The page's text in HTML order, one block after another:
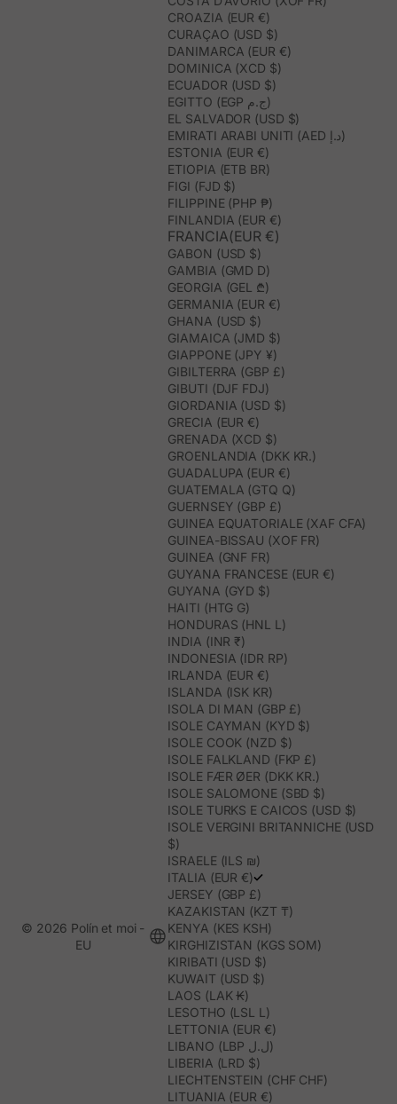
CROAZIA (EUR €)
CURAÇAO (USD $)
DANIMARCA (EUR €)
DOMINICA (XCD $)
ECUADOR (USD $)
EGITTO (EGP ج.م)
EL SALVADOR (USD $)
EMIRATI ARABI UNITI (AED د.إ)
ESTONIA (EUR €)
ETIOPIA (ETB BR)
FIGI (FJD $)
FILIPPINE (PHP ₱)
FINLANDIA (EUR €)
FRANCIA(EUR €)
GABON (USD $)
GAMBIA (GMD D)
GEORGIA (GEL ₾)
GERMANIA (EUR €)
GHANA (USD $)
GIAMAICA (JMD $)
GIAPPONE (JPY ¥)
GIBILTERRA (GBP £)
GIBUTI (DJF FDJ)
GIORDANIA (USD $)
GRECIA (EUR €)
GRENADA (XCD $)
GROENLANDIA (DKK KR.)
GUADALUPA (EUR €)
GUATEMALA (GTQ Q)
GUERNSEY (GBP £)
GUINEA EQUATORIALE (XAF CFA)
GUINEA-BISSAU (XOF FR)
GUINEA (GNF FR)
GUYANA FRANCESE (EUR €)
GUYANA (GYD $)
HAITI (HTG G)
HONDURAS (HNL L)
INDIA (INR ₹)
INDONESIA (IDR RP)
IRLANDA (EUR €)
ISLANDA (ISK KR)
ISOLA DI MAN (GBP £)
ISOLE CAYMAN (KYD $)
ISOLE COOK (NZD $)
ISOLE FALKLAND (FKP £)
ISOLE FÆR ØER (DKK KR.)
ISOLE SALOMONE (SBD $)
ISOLE TURKS E CAICOS (USD $)
ISOLE VERGINI BRITANNICHE (USD
$)
ISRAELE (ILS ₪)
ITALIA (EUR €)
JERSEY (GBP £)
KAZAKISTAN (KZT ₸)
KENYA (KES KSH)
KIRGHIZISTAN (KGS SOM)
KIRIBATI (USD $)
KUWAIT (USD $)
LAOS (LAK ₭)
LESOTHO (LSL L)
LETTONIA (EUR €)
LIBANO (LBP ل.ل)
LIBERIA (LRD $)
LIECHTENSTEIN (CHF CHF)
LITUANIA (EUR €)
© 2026 Polín et moi -
EU